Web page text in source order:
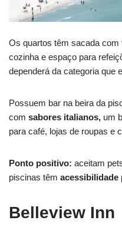
Os quartos têm sacada
cozinha e espaço para
dependerá da categoria que
Possuem bar na beira da
com sabores italianos, um
para café, lojas de roupas e
Ponto positivo: aceitam
piscinas têm acessibilidade
Belleview Inn